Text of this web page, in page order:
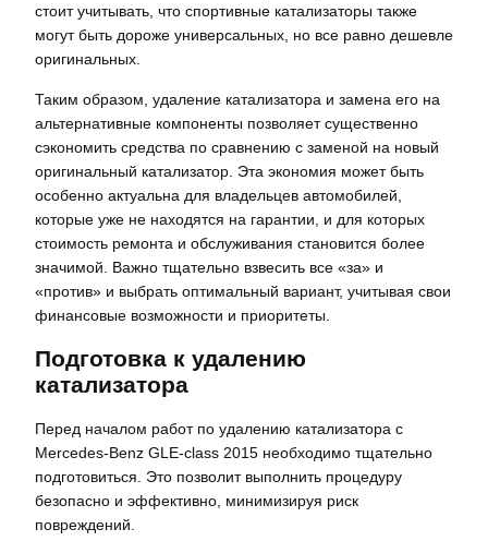
стоит учитывать, что спортивные катализаторы также
могут быть дороже универсальных, но все равно дешевле
оригинальных.
Таким образом, удаление катализатора и замена его на
альтернативные компоненты позволяет существенно
сэкономить средства по сравнению с заменой на новый
оригинальный катализатор. Эта экономия может быть
особенно актуальна для владельцев автомобилей,
которые уже не находятся на гарантии, и для которых
стоимость ремонта и обслуживания становится более
значимой. Важно тщательно взвесить все «за» и
«против» и выбрать оптимальный вариант, учитывая свои
финансовые возможности и приоритеты.
Подготовка к удалению
катализатора
Перед началом работ по удалению катализатора с
Mercedes-Benz GLE-class 2015 необходимо тщательно
подготовиться. Это позволит выполнить процедуру
безопасно и эффективно, минимизируя риск
повреждений.